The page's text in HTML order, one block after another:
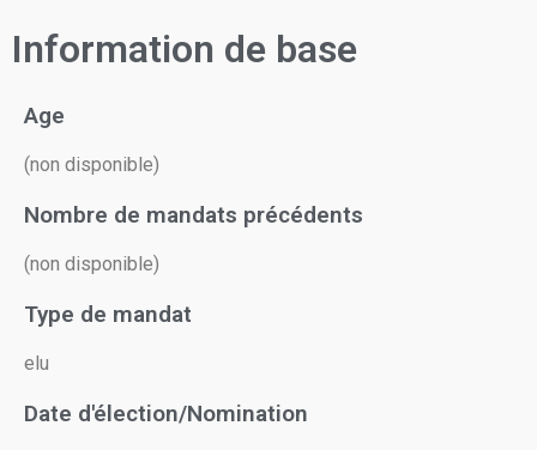
Information de base
Age
(non disponible)
Nombre de mandats précédents
(non disponible)
Type de mandat
elu
Date d'élection/Nomination